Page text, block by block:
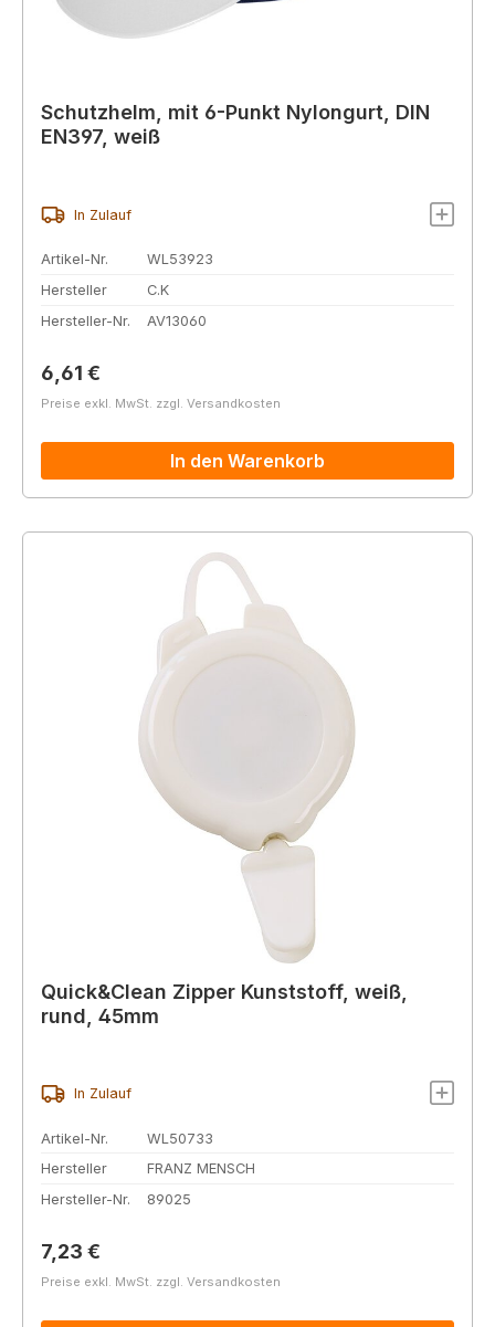
Schutzhelm, mit 6-Punkt Nylongurt, DIN
EN397, weiß
In Zulauf
Artikel-Nr.
WL53923
Hersteller
C.K
Hersteller-Nr.
AV13060
Regulärer Preis:
6,61 €
Preise exkl. MwSt. zzgl. Versandkosten
In den Warenkorb
Quick&Clean Zipper Kunststoff, weiß,
rund, 45mm
In Zulauf
Artikel-Nr.
WL50733
Hersteller
FRANZ MENSCH
Hersteller-Nr.
89025
Regulärer Preis:
7,23 €
Preise exkl. MwSt. zzgl. Versandkosten